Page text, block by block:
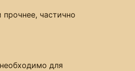
частично
для